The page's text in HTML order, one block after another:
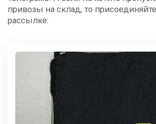
привозы на склад, то
рассылке: